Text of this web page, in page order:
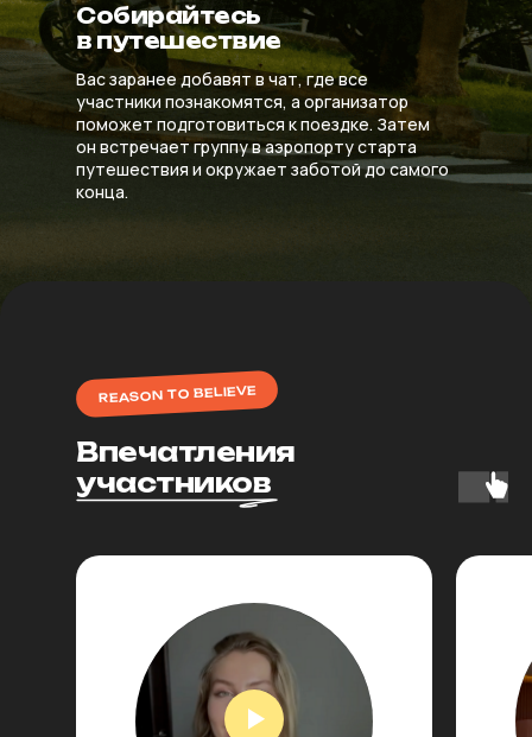
Вас заранее добавят в чат, где все
участники познакомятся, а организатор
поможет подготовиться к поездке. Затем
он встречает группу в аэропорту старта
путешествия и окружает заботой до самого
конца.
Собирайтесь
в путешествие
Впечатления
участников
REASON TO BELIEVE